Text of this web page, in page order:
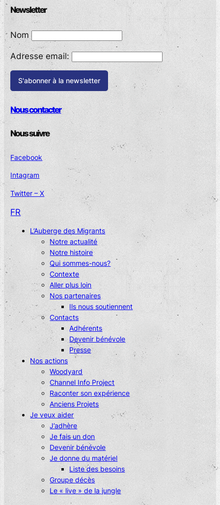
Newsletter
Nom
Adresse email:
Nous contacter
Nous suivre
Facebook
Intagram
Twitter – X
FR
L’Auberge des Migrants
Notre actualité
Notre histoire
Qui sommes-nous?
Contexte
Aller plus loin
Nos partenaires
Ils nous soutiennent
Contacts
Adhérents
Devenir bénévole
Presse
Nos actions
Woodyard
Channel Info Project
Raconter son expérience
Anciens Projets
Je veux aider
J’adhère
Je fais un don
Devenir bénévole
Je donne du matériel
Liste des besoins
Groupe décès
Le « live » de la jungle